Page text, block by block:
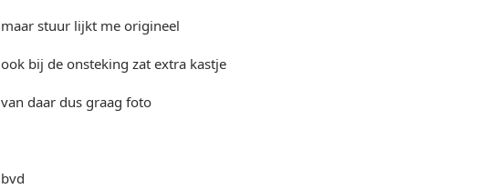
maar stuur lijkt me origineel
ook bij de onsteking zat extra kastje
van daar dus graag foto
bvd